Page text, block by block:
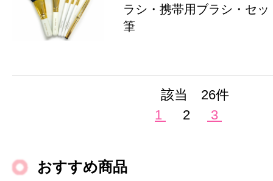
ラシ・携帯用ブラシ・セ
筆
該当 26件
1
2 3
おすすめ商品